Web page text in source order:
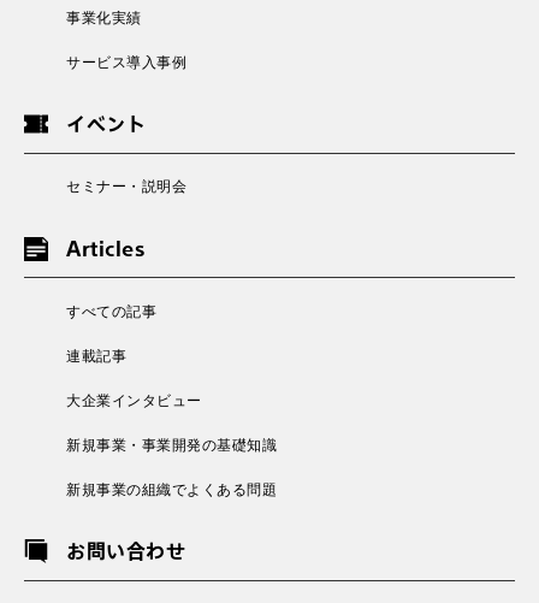
事業化実績
サービス導入事例
イベント
セミナー・説明会
Articles
すべての記事
連載記事
大企業インタビュー
新規事業・事業開発の基礎知識
新規事業の組織でよくある問題
お問い合わせ